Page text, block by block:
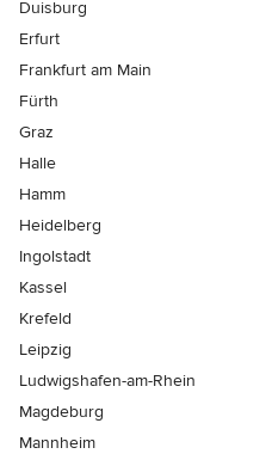
Duisburg
Erfurt
Frankfurt am Main
Fürth
Graz
Halle
Hamm
Heidelberg
Ingolstadt
Kassel
Krefeld
Leipzig
Ludwigshafen-am-Rhein
Magdeburg
Mannheim